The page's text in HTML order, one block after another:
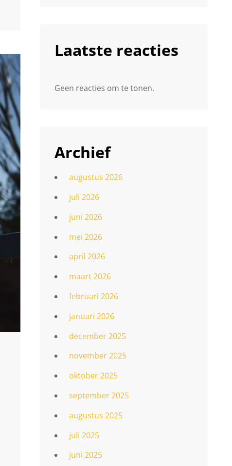
Laatste reacties
Geen reacties om te tonen.
Archief
augustus 2026
juli 2026
juni 2026
mei 2026
april 2026
maart 2026
februari 2026
januari 2026
december 2025
november 2025
oktober 2025
september 2025
augustus 2025
juli 2025
juni 2025